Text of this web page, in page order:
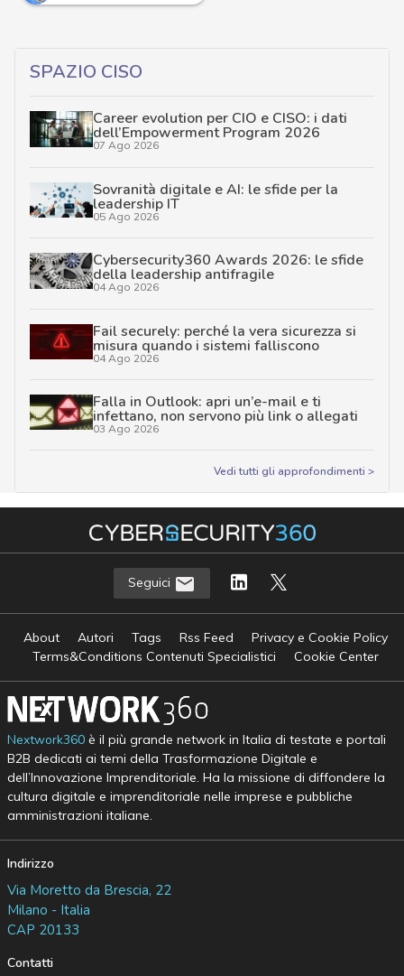
SPAZIO CISO
Career evolution per CIO e CISO: i dati
dell’Empowerment Program 2026
07 Ago 2026
Sovranità digitale e AI: le sfide per la
leadership IT
05 Ago 2026
Cybersecurity360 Awards 2026: le sfide
della leadership antifragile
04 Ago 2026
Fail securely: perché la vera sicurezza si
misura quando i sistemi falliscono
04 Ago 2026
Falla in Outlook: apri un’e-mail e ti
infettano, non servono più link o allegati
03 Ago 2026
Vedi tutti gli approfondimenti >
Seguici
About Autori Tags Rss Feed
Privacy e Cookie Policy
Terms&Conditions Contenuti Specialistici
Cookie Center
Nextwork360è il più grande network in Italia di testate e portali
B2B dedicati ai temi della Trasformazione Digitale e
dell’Innovazione Imprenditoriale. Ha la missione di diffondere la
cultura digitale e imprenditoriale nelle imprese e pubbliche
amministrazioni italiane.
Indirizzo
Via Moretto da Brescia, 22
Milano - Italia
CAP 20133
Contatti